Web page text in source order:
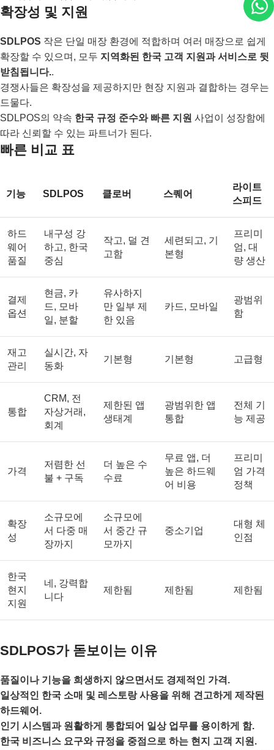
확장성 및 지원
SDLPOS 작은 단일 매장 환경에 적합하며 여러 매장으로 쉽게
확장할 수 있으며, 모두 지역화된 한국 고객 지원과 서비스로 뒷
받침됩니다..
경쟁사들은 확장성을 제공하지만 현장 지원과 결합하는 경우는
드물다.
SDLPOS의 약속 한국 규정 준수와 빠른 지원 사업이 성장함에
따라 신뢰할 수 있는 파트너가 된다.
빠른 비교 표
기능 SDLPOS 클로버 스퀘어
라이트
스피드
하드
웨어
품질
내구성 강
하고, 한국
중심
작고, 덜 견
고함
세련되고, 기
본형
프리미
엄, 대
량 생산
결제
옵션
현금, 카
드, 모바
일, 분할
유사하지
만 일부 제
한 있음
카드, 모바일
광범위
함
재고
관리
실시간, 자
동화
기본형 기본형 고급형
통합
CRM, 전
자상거래,
회계
제한된 앱
생태계
광범위한 앱
통합
전체 기
능 제공
가격
저렴한 선
불 + 구독
더 높은 수
수료
무료 앱, 더
높은 하드웨
어 비용
프리미
엄 가격
정책
확장
성
소규모에
서 다중 매
장까지
소규모에
서 중간 규
모까지
중소기업
대형 체
인점
한국
현지
지원
네, 강력합
니다
제한됨 제한됨 제한됨
SDLPOS가 돋보이는 이유
품질이나 기능을 희생하지 않으면서도 경제적인 가격.
일상적인 한국 소매 및 레스토랑 사용을 위해 견고하게 제작된
하드웨어.
인기 시스템과 원활하게 통합되어 일상 업무를 용이하게 함.
한국 비즈니스 요구와 규정을 중점으로 하는 현지 고객 지원.